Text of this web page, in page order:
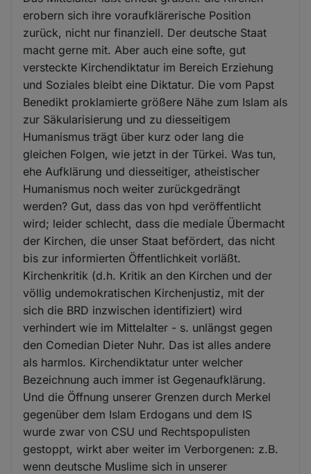
erobern sich ihre voraufklärerische Position
zurück, nicht nur finanziell. Der deutsche Staat
macht gerne mit. Aber auch eine softe, gut
versteckte Kirchendiktatur im Bereich Erziehung
und Soziales bleibt eine Diktatur. Die vom Papst
Benedikt proklamierte größere Nähe zum Islam als
zur Säkularisierung und zu diesseitigem
Humanismus trägt über kurz oder lang die
gleichen Folgen, wie jetzt in der Türkei. Was tun,
ehe Aufklärung und diesseitiger, atheistischer
Humanismus noch weiter zurückgedrängt
werden? Gut, dass das von hpd veröffentlicht
wird; leider schlecht, dass die mediale Übermacht
der Kirchen, die unser Staat befördert, das nicht
bis zur informierten Öffentlichkeit vorläßt.
Kirchenkritik (d.h. Kritik an den Kirchen und der
völlig undemokratischen Kirchenjustiz, mit der
sich die BRD inzwischen identifiziert) wird
verhindert wie im Mittelalter - s. unlängst gegen
den Comedian Dieter Nuhr. Das ist alles andere
als harmlos. Kirchendiktatur unter welcher
Bezeichnung auch immer ist Gegenaufklärung.
Und die Öffnung unserer Grenzen durch Merkel
gegenüber dem Islam Erdogans und dem IS
wurde zwar von CSU und Rechtspopulisten
gestoppt, wirkt aber weiter im Verborgenen: z.B.
wenn deutsche Muslime sich in unserer